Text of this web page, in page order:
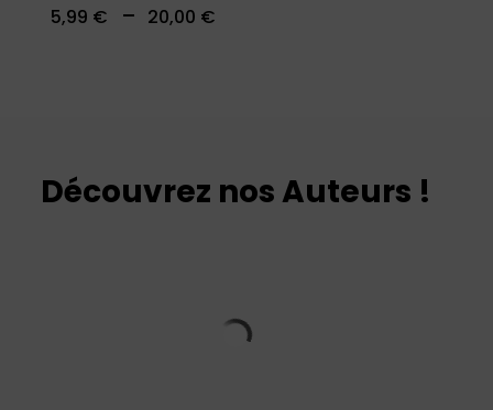
5,99 € – 20,00 €
Découvrez nos Auteurs !